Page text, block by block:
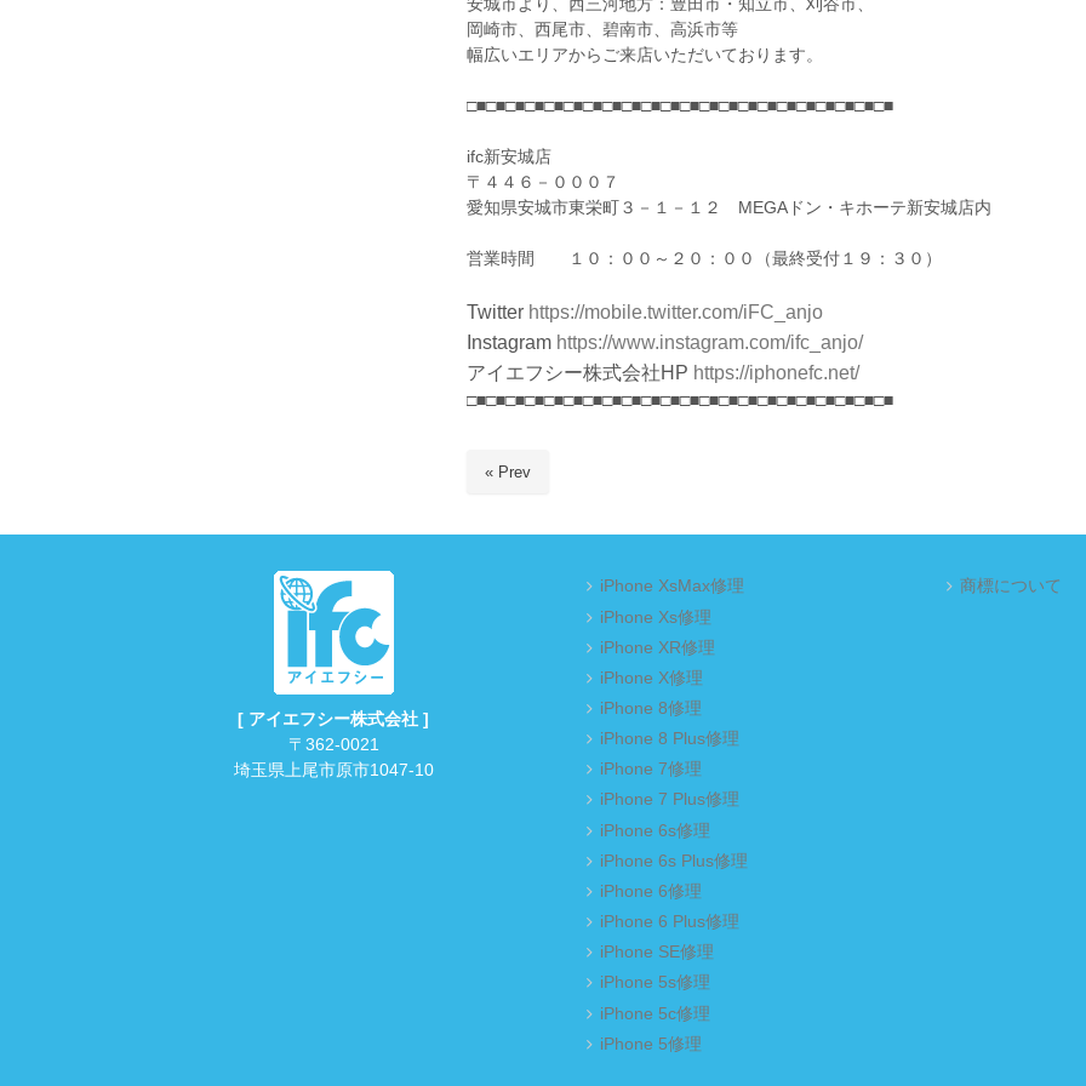
安城市より、西三河地方：豊田市・知立市、刈谷市、
岡崎市、西尾市、碧南市、高浜市等
幅広いエリアからご来店いただいております。
□■□■□■□■□■□■□■□■□■□■□■□■□■□■□■□■□■□■□■□■□■□■
ifc新安城店
〒４４６－０００７
愛知県安城市東栄町３－１－１２ MEGAドン・キホーテ新安城店内
営業時間 １０：００～２０：００（最終受付１９：３０）
Twitter https://mobile.twitter.com/iFC_anjo
Instagramhttps://www.instagram.com/ifc_anjo/
アイエフシー株式会社HP https://iphonefc.net/
□■□■□■□■□■□■□■□■□■□■□■□■□■□■□■□■□■□■□■□■□■□■
« Prev
[ アイエフシー株式会社 ]
〒362-0021
埼玉県上尾市原市1047-10
iPhone XsMax修理
iPhone Xs修理
iPhone XR修理
iPhone X修理
iPhone 8修理
iPhone 8 Plus修理
iPhone 7修理
iPhone 7 Plus修理
iPhone 6s修理
iPhone 6s Plus修理
iPhone 6修理
iPhone 6 Plus修理
iPhone SE修理
iPhone 5s修理
iPhone 5c修理
iPhone 5修理
商標について